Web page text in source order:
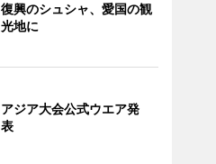
復興のシュシャ、愛国の観
光地に
アジア大会公式ウエア発
表